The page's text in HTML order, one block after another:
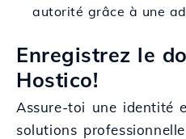
autorité grâce à une
Enregistrez le
Hostico!
Assure-toi une identité
solutions